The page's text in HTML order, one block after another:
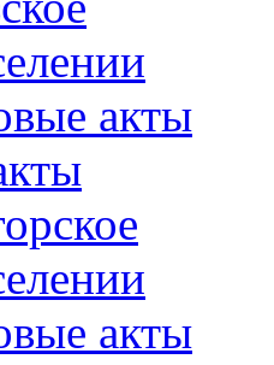
акты
акты